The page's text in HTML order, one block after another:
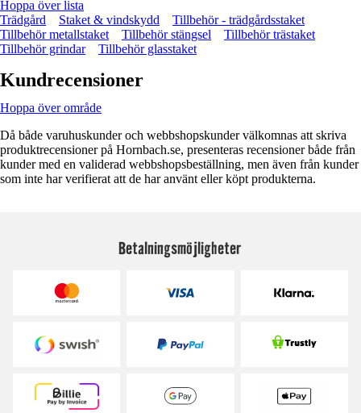
Hoppa över lista
Trädgård
Staket & vindskydd
Tillbehör - trädgårdsstaket
Tillbehör metallstaket
Tillbehör stängsel
Tillbehör trästaket
Tillbehör grindar
Tillbehör glasstaket
Kundrecensioner
Hoppa över område
Då både varuhuskunder och webbshopskunder välkomnas att skriva
produktrecensioner på Hornbach.se, presenteras recensioner både från
kunder med en validerad webbshopsbeställning, men även från kunder
som inte har verifierat att de har använt eller köpt produkterna.
Betalningsmöjligheter